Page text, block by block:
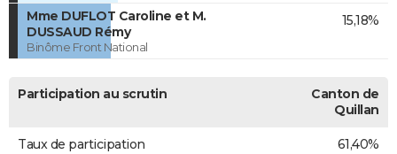
Mme DUFLOT Caroline et M.
DUSSAUD Rémy
Binôme Front National
15,18%
Participation au scrutin
Canton de
Quillan
Taux de participation 61,40%